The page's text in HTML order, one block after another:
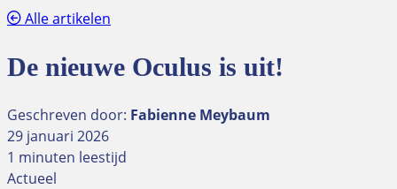
Alle artikelen
De nieuwe Oculus is uit!
Geschreven door: Fabienne Meybaum
29 januari 2026
1 minuten leestijd
Actueel